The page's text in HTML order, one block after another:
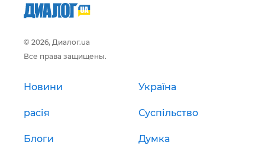
© 2026, Диалог.ua
Все права защищены.
Новини Україна
расія Суспільство
Блоги Думка